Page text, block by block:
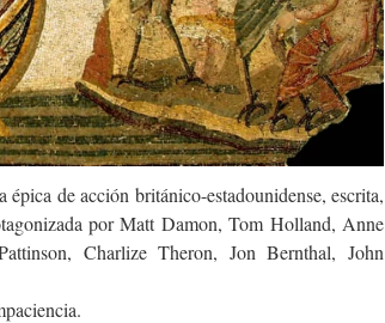
de acción británico-estadounidense, escrita,
por Matt Damon, Tom Holland, Anne
Charlize Theron, Jon Bernthal, John